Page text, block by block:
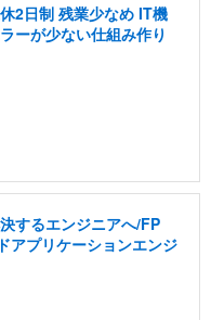
2日制 残業少なめ IT機
ーが少ない仕組み作り
するエンジニアへ/FP
アプリケーションエンジ